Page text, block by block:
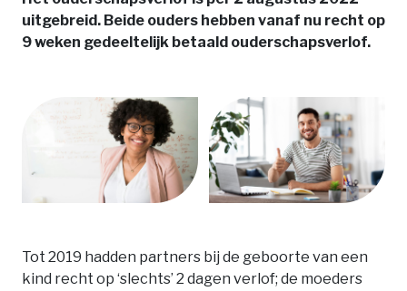
uitgebreid. Beide ouders hebben vanaf nu recht op
9 weken gedeeltelijk betaald ouderschapsverlof.
Tot 2019 hadden partners bij de geboorte van een
kind recht op ‘slechts’ 2 dagen verlof; de moeders